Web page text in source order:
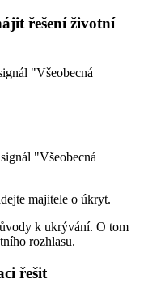
řešení životní
"Všeobecná
"Všeobecná
majitele o úkryt.
k ukrývání. O tom
rozhlasu.
řešit